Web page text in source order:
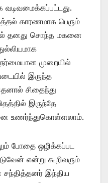
காரணமாக பெரும்
தனது சொந்த மகனை
முறையில்
இருந்த
சிதைந்து
இருந்தே
உணர்ந்துகொள்ளலாம்.
போதை ஒழிக்கப்பட
என்று கூறிவரும்
இந்திய